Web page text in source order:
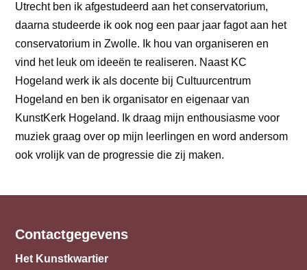
Utrecht ben ik afgestudeerd aan het conservatorium,
daarna studeerde ik ook nog een paar jaar fagot aan het
conservatorium in Zwolle. Ik hou van organiseren en
vind het leuk om ideeën te realiseren. Naast KC
Hogeland werk ik als docente bij Cultuurcentrum
Hogeland en ben ik organisator en eigenaar van
KunstKerk Hogeland. Ik draag mijn enthousiasme voor
muziek graag over op mijn leerlingen en word andersom
ook vrolijk van de progressie die zij maken.
Contactgegevens
Het Kunstkwartier